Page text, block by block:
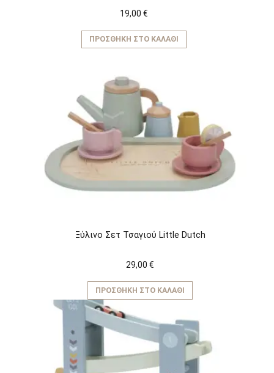
19,00 €
ΠΡΟΣΘΉΚΗ ΣΤΟ ΚΑΛΆΘΙ
Ξύλινο Σετ Τσαγιού Little Dutch
29,00 €
ΠΡΟΣΘΉΚΗ ΣΤΟ ΚΑΛΆΘΙ